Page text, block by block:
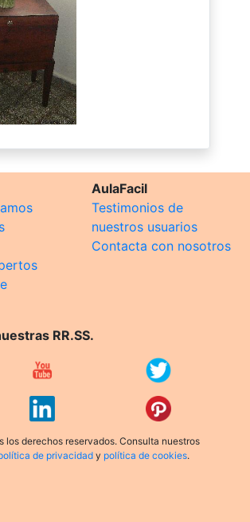
AulaFacil
Testimonios de
nuestros usuarios
Contacta con nosotros
RR.SS.
los derechos reservados. Consulta nuestros
de privacidad y política de cookies.